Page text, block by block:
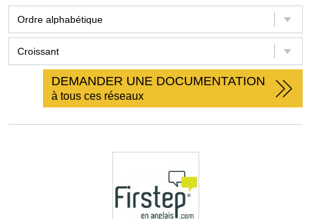
DEMANDER UNE DOCUMENTATION
à tous ces réseaux